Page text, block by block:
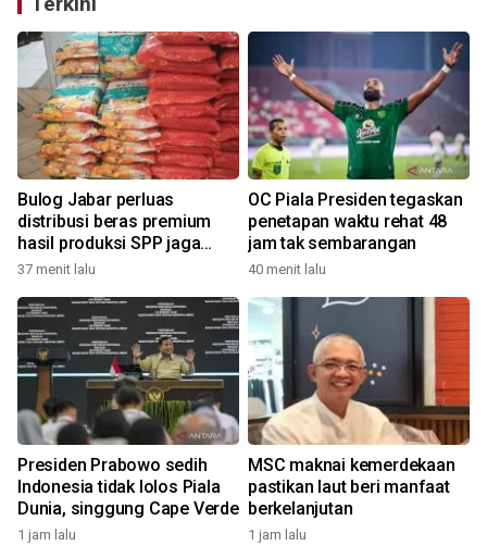
Bulog Jabar perluas
distribusi beras premium
hasil produksi SPP jaga
harga sesuai HET
37 menit lalu
OC Piala Presiden tegaskan
penetapan waktu rehat 48
jam tak sembarangan
40 menit lalu
Presiden Prabowo sedih
Indonesia tidak lolos Piala
Dunia, singgung Cape Verde
1 jam lalu
MSC maknai kemerdekaan
pastikan laut beri manfaat
berkelanjutan
1 jam lalu